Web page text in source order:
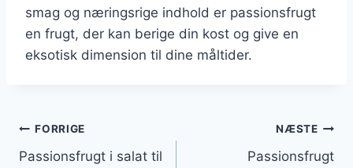
smag og næringsrige indhold er passionsfrugt
en frugt, der kan berige din kost og give en
eksotisk dimension til dine måltider.
Indlægsnavigation
FORRIGE
Passionsfrugt i salat til
NÆSTE
Passionsfrugt